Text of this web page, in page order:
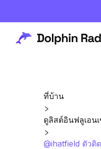
ที่บ้าน
ดูลิสต์อินฟลูเอน
@ihatfield ตัวติ